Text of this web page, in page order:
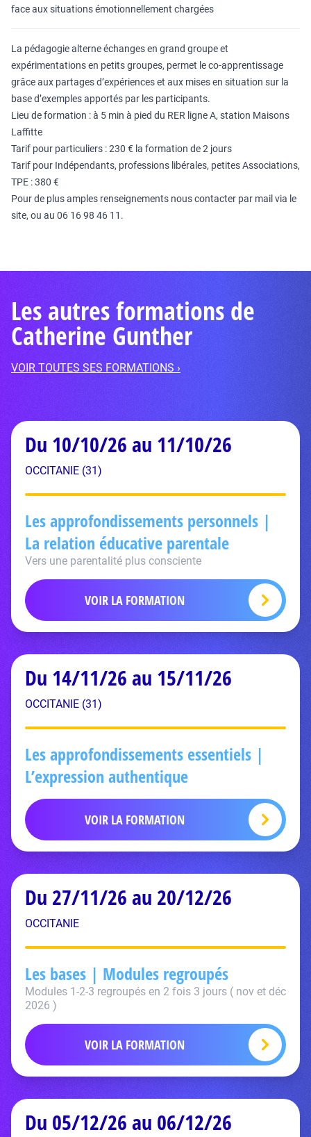
face aux situations émotionnellement chargées
La pédagogie alterne échanges en grand groupe et
expérimentations en petits groupes, permet le co-apprentissage
grâce aux partages d’expériences et aux mises en situation sur la
base d’exemples apportés par les participants.
Lieu de formation : à 5 min à pied du RER ligne A, station Maisons
Laffitte
Tarif pour particuliers : 230 € la formation de 2 jours
Tarif pour Indépendants, professions libérales, petites Associations,
TPE : 380 €
Pour de plus amples renseignements nous contacter par mail via le
site, ou au 06 16 98 46 11.
Les autres formations de
Catherine Gunther
VOIR TOUTES SES FORMATIONS ›
Du 10/10/26 au 11/10/26
OCCITANIE (31)
Les approfondissements personnels |
La relation éducative parentale
Vers une parentalité plus consciente
VOIR LA FORMATION
Du 14/11/26 au 15/11/26
OCCITANIE (31)
Les approfondissements essentiels |
L’expression authentique
VOIR LA FORMATION
Du 27/11/26 au 20/12/26
OCCITANIE
Les bases | Modules regroupés
Modules 1-2-3 regroupés en 2 fois 3 jours ( nov et déc
2026 )
VOIR LA FORMATION
Du 05/12/26 au 06/12/26